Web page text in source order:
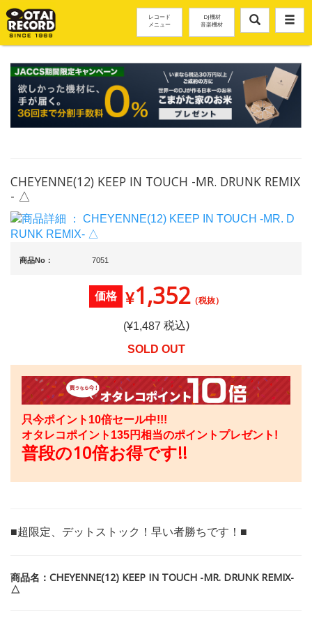
レコード
メニュー
DJ機材
音楽機材
CHEYENNE(12) KEEP IN TOUCH -MR. DRUNK REMIX
- △
商品No： 7051
価格 ¥1,352（税抜）
(¥1,487 税込)
SOLD OUT
只今ポイント10倍セール中!!!
オタレコポイント 135円相当のポイントプレゼント!
普段の10倍お得です!!
■超限定、デットストック！早い者勝ちです！■
商品名：CHEYENNE(12) KEEP IN TOUCH -MR. DRUNK REMIX-
△